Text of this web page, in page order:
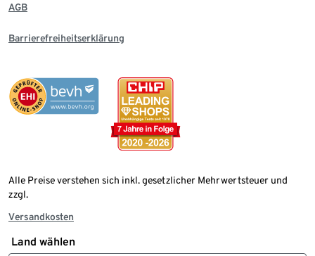
AGB
Barrierefreiheitserklärung
Alle Preise verstehen sich inkl. gesetzlicher Mehrwertsteuer und
zzgl.
Versandkosten
Land wählen